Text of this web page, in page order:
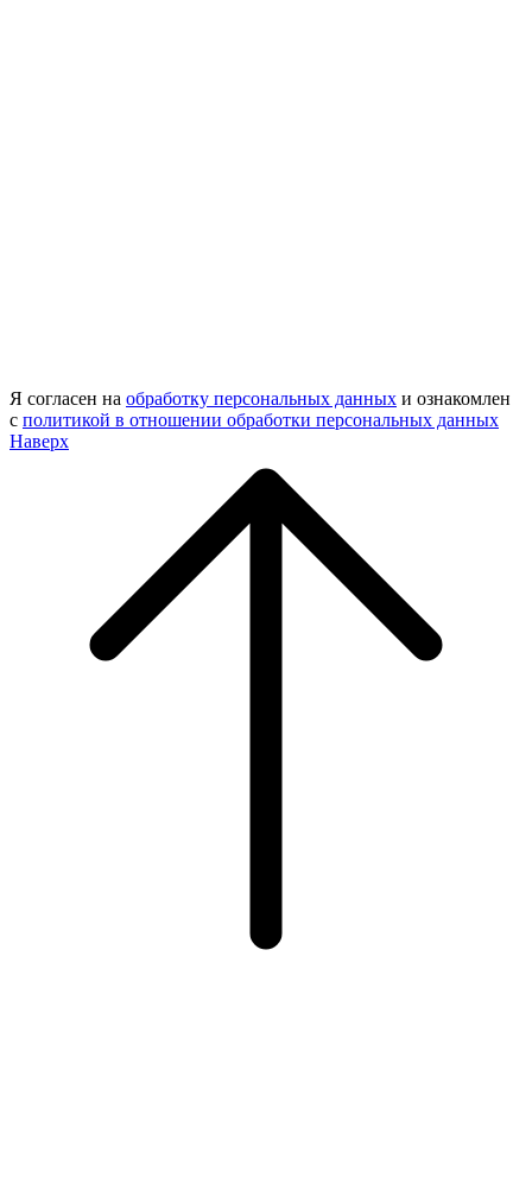
Я согласен на обработку персональных данных и ознакомлен
с политикой в отношении обработки персональных данных
Наверх